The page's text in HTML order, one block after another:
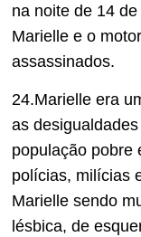
na noite de 14
Marielle e o
assassinados.
24.Marielle era
as
população pobre
polícias, milícias
Marielle sendo
lésbica, de